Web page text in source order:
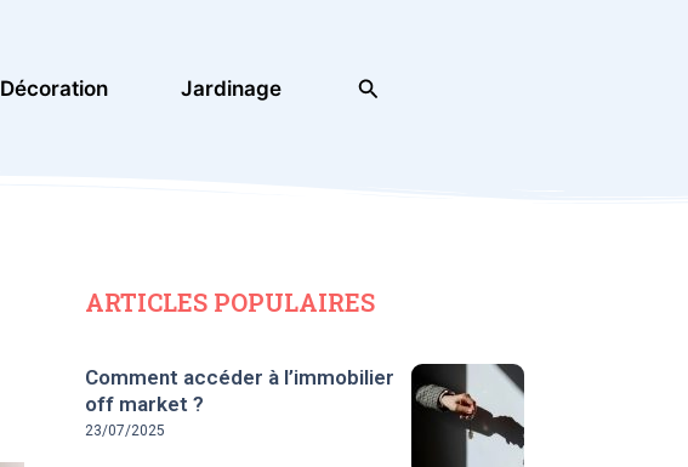
Décoration Jardinage Rechercher
ARTICLES POPULAIRES
Comment accéder à l’immobilier
off market ?
23/07/2025